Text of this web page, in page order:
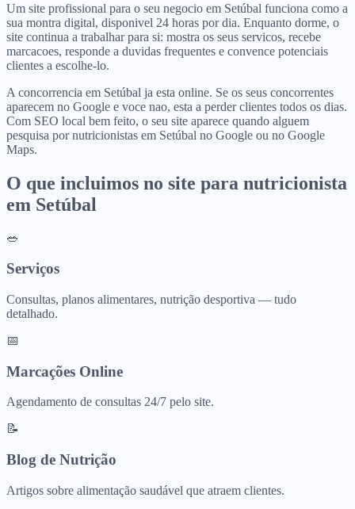
Um site profissional para o seu negocio em Setúbal funciona como a
sua montra digital, disponivel 24 horas por dia. Enquanto dorme, o
site continua a trabalhar para si: mostra os seus servicos, recebe
marcacoes, responde a duvidas frequentes e convence potenciais
clientes a escolhe-lo.
A concorrencia em Setúbal ja esta online. Se os seus concorrentes
aparecem no Google e voce nao, esta a perder clientes todos os dias.
Com SEO local bem feito, o seu site aparece quando alguem
pesquisa por nutricionistas em Setúbal no Google ou no Google
Maps.
O que incluimos no site para nutricionista
em Setúbal
🥗
Serviços
Consultas, planos alimentares, nutrição desportiva — tudo
detalhado.
📅
Marcações Online
Agendamento de consultas 24/7 pelo site.
📝
Blog de Nutrição
Artigos sobre alimentação saudável que atraem clientes.